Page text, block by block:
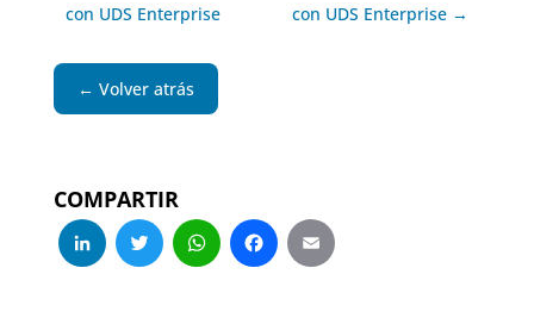
con UDS Enterprise
con UDS Enterprise →
← Volver atrás
COMPARTIR
LinkedIn
Twitter
WhatsApp
Facebook